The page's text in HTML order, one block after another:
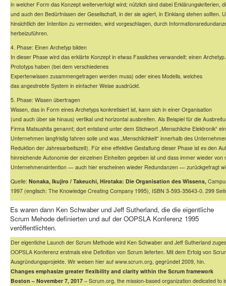
in welcher Form das Konzept weiterverfolgt wird; nützlich sind dabei Erklärungskriterien,
und auch den Bedürfnissen der Gesellschaft, in der sie agiert, in Einklang stehen sollten.
hinsichtlich der Intention zu vermeiden, wird vorgeschlagen, durch
herbeizuführen.
4. Phase: Einen Archetyp bilden
In dieser Phase wird das erklärte Konzept in etwas Fassliches verwandelt: einen
Prototyps haben (bei dem verschiedenes
Expertenwissen zusammengetragen werden muss) oder eines Modells, welches
das angestrebte System in einfacher Weise ausdrückt.
5. Phase: Wissen übertragen
Wissen, das in Form eines Archetyps konkretisiert ist, kann sich in einer Organisation
(und auch über sie hinaus) vertikal und horizontal ausbreiten. Als Beispiel für die
Firma Matsushita genannt; dort entstand unter dem Stichwort „Menschliche Elektronik“
Unternehmen langfristig fahren solle und was „Menschlichkeit“ innerhalb des
Reduktion der Jahresarbeitszeit). Für eine effektive Gestaltung dieser Phase ist es den
hinreichende Autonomie der einzelnen Einheiten gegeben ist und dass immer wieder von
Unternehmensintention — auch hier erscheinen wieder Redundanzen — zurückgefragt
Quelle: Nonaka, Ikujiro / Takeuchi, Hirotaka: Die Organisation des Wissens,
1997 (englisch: The Knowledge Creating Company 1995), ISBN 3-593-35643-0. 299
Es waren dann Ken Schwaber und Jeff Sutherland, die die eigentliche
Scrum Mehode definierten und auf der OOPSLA Konferenz 1995
veröffentlichten.
Der eigentiche Launch der Scrum Methode wird Ken Schwaber and Jeff Sutherland
OOPSLA Konferenz erstmals eine Definition von Scrum lieferten. Mit dem Erfolg von
Ausgründungsprojekte. Wir weisen hier auf www.scrum.org, gegründet 2009, hin.
Changes emphasize greater flexibility and clarity within the Scrum framework
Boston – November 7, 2017 – Scrum.org, the mission-based organization dedicated to